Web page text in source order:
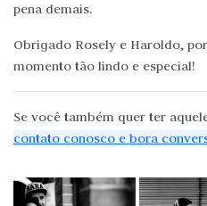
pena demais.
Obrigado Rosely e Haroldo,
momento tão lindo e especial!
Se você também quer ter
contato conosco e bora